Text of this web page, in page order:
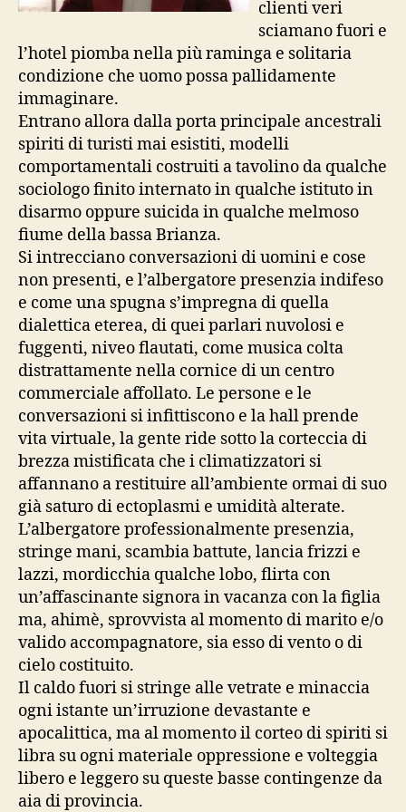
clienti veri
sciamano fuori e
l’hotel piomba nella più raminga e solitaria
condizione che uomo possa pallidamente
immaginare.
Entrano allora dalla porta principale ancestrali
spiriti di turisti mai esistiti, modelli
comportamentali costruiti a tavolino da qualche
sociologo finito internato in qualche istituto in
disarmo oppure suicida in qualche melmoso
fiume della bassa Brianza.
Si intrecciano conversazioni di uomini e cose
non presenti, e l’albergatore presenzia indifeso
e come una spugna s’impregna di quella
dialettica eterea, di quei parlari nuvolosi e
fuggenti, niveo flautati, come musica colta
distrattamente nella cornice di un centro
commerciale affollato. Le persone e le
conversazioni si infittiscono e la hall prende
vita virtuale, la gente ride sotto la corteccia di
brezza mistificata che i climatizzatori si
affannano a restituire all’ambiente ormai di suo
già saturo di ectoplasmi e umidità alterate.
L’albergatore professionalmente presenzia,
stringe mani, scambia battute, lancia frizzi e
lazzi, mordicchia qualche lobo, flirta con
un’affascinante signora in vacanza con la figlia
ma, ahimè, sprovvista al momento di marito e/o
valido accompagnatore, sia esso di vento o di
cielo costituito.
Il caldo fuori si stringe alle vetrate e minaccia
ogni istante un’irruzione devastante e
apocalittica, ma al momento il corteo di spiriti si
libra su ogni materiale oppressione e volteggia
libero e leggero su queste basse contingenze da
aia di provincia.